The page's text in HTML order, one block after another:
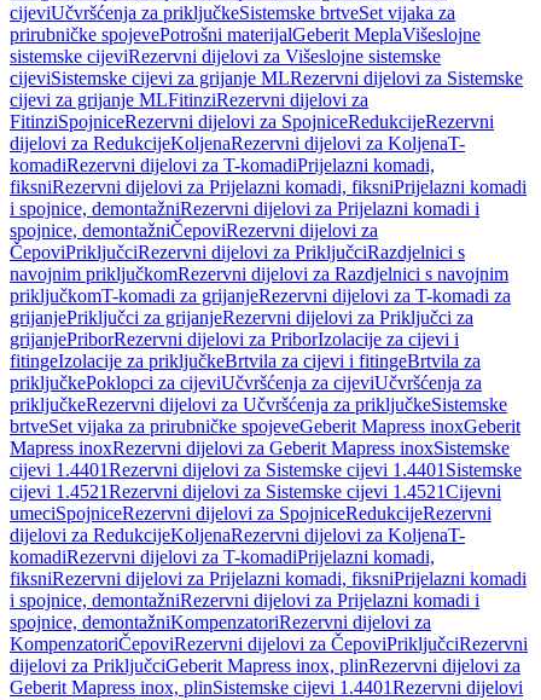
cijeviUčvršćenja za priključkeSistemske brtveSet vijaka za
prirubničke spojevePotrošni materijalGeberit MeplaVišeslojne
sistemske cijeviRezervni dijelovi za Višeslojne sistemske
cijeviSistemske cijevi za grijanje MLRezervni dijelovi za Sistemske
cijevi za grijanje MLFitinziRezervni dijelovi za
FitinziSpojniceRezervni dijelovi za SpojniceRedukcijeRezervni
dijelovi za RedukcijeKoljenaRezervni dijelovi za KoljenaT-
komadiRezervni dijelovi za T-komadiPrijelazni komadi,
fiksniRezervni dijelovi za Prijelazni komadi, fiksniPrijelazni komadi
i spojnice, demontažniRezervni dijelovi za Prijelazni komadi i
spojnice, demontažniČepoviRezervni dijelovi za
ČepoviPriključciRezervni dijelovi za PriključciRazdjelnici s
navojnim priključkomRezervni dijelovi za Razdjelnici s navojnim
priključkomT-komadi za grijanjeRezervni dijelovi za T-komadi za
grijanjePriključci za grijanjeRezervni dijelovi za Priključci za
grijanjePriborRezervni dijelovi za PriborIzolacije za cijevi i
fitingeIzolacije za priključkeBrtvila za cijevi i fitingeBrtvila za
priključkePoklopci za cijeviUčvršćenja za cijeviUčvršćenja za
priključkeRezervni dijelovi za Učvršćenja za priključkeSistemske
brtveSet vijaka za prirubničke spojeveGeberit Mapress inoxGeberit
Mapress inoxRezervni dijelovi za Geberit Mapress inoxSistemske
cijevi 1.4401Rezervni dijelovi za Sistemske cijevi 1.4401 Sistemske
cijevi 1.4521Rezervni dijelovi za Sistemske cijevi 1.4521Cijevni
umeciSpojniceRezervni dijelovi za SpojniceRedukcijeRezervni
dijelovi za RedukcijeKoljenaRezervni dijelovi za KoljenaT-
komadiRezervni dijelovi za T-komadiPrijelazni komadi,
fiksniRezervni dijelovi za Prijelazni komadi, fiksniPrijelazni komadi
i spojnice, demontažniRezervni dijelovi za Prijelazni komadi i
spojnice, demontažniKompenzatoriRezervni dijelovi za
KompenzatoriČepoviRezervni dijelovi za ČepoviPriključciRezervni
dijelovi za PriključciGeberit Mapress inox, plinRezervni dijelovi za
Geberit Mapress inox, plinSistemske cijevi 1.4401Rezervni dijelovi